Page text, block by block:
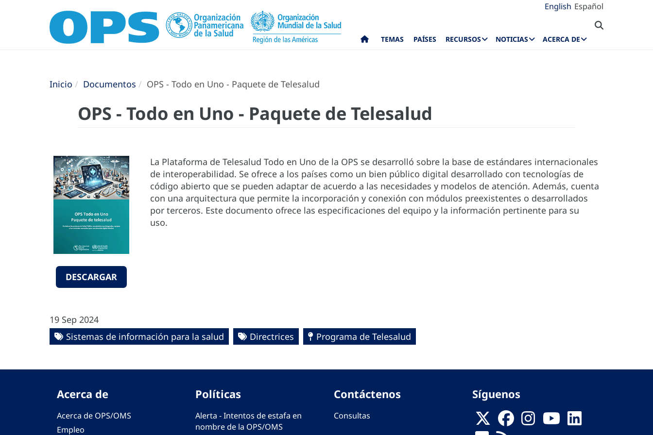
English Español
TEMAS PAÍSES RECURSOS NOTICIAS ACERCA DE
Inicio Documentos OPS - Todo en Uno - Paquete de Telesalud
OPS - Todo en Uno - Paquete de Telesalud
DESCARGAR
La Plataforma de Telesalud Todo en Uno de la OPS se desarrolló sobre la base de estándares internacionales
de interoperabilidad. Se ofrece a los países como un bien público digital desarrollado con tecnologías de
código abierto que se pueden adaptar de acuerdo a las necesidades y modelos de atención. Además, cuenta
con una arquitectura que permite la incorporación y conexión con módulos preexistentes o desarrollados
por terceros. Este documento ofrece las especificaciones del equipo y la información pertinente para su
uso.
19 Sep 2024
Sistemas de información para la salud
Directrices Programa de Telesalud
Acerca de
Acerca de OPS/OMS
Empleo
Políticas
Alerta - Intentos de estafa en
nombre de la OPS/OMS
Contáctenos
Consultas
Síguenos